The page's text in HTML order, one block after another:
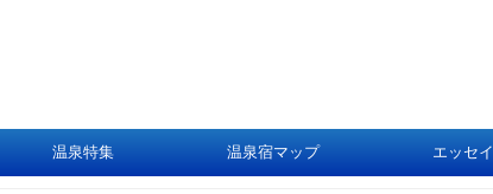
温泉特集 温泉宿マップ エッセイ